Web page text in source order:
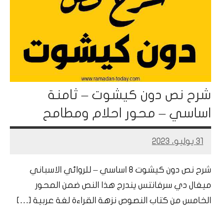
شرح نص دون كيشوت – ثامنة
اساسي – محور احلام ومطامح
31 يوليو، 2023
Mohamed
شرح نص دون كيشوت 8 اساسي – للروائي الاسباني
ميغال دي سرفانتس يندرج هذا النص ضمن المحور
الخامس من كتاب النصوص نزهة القراءة لغة عربية […]